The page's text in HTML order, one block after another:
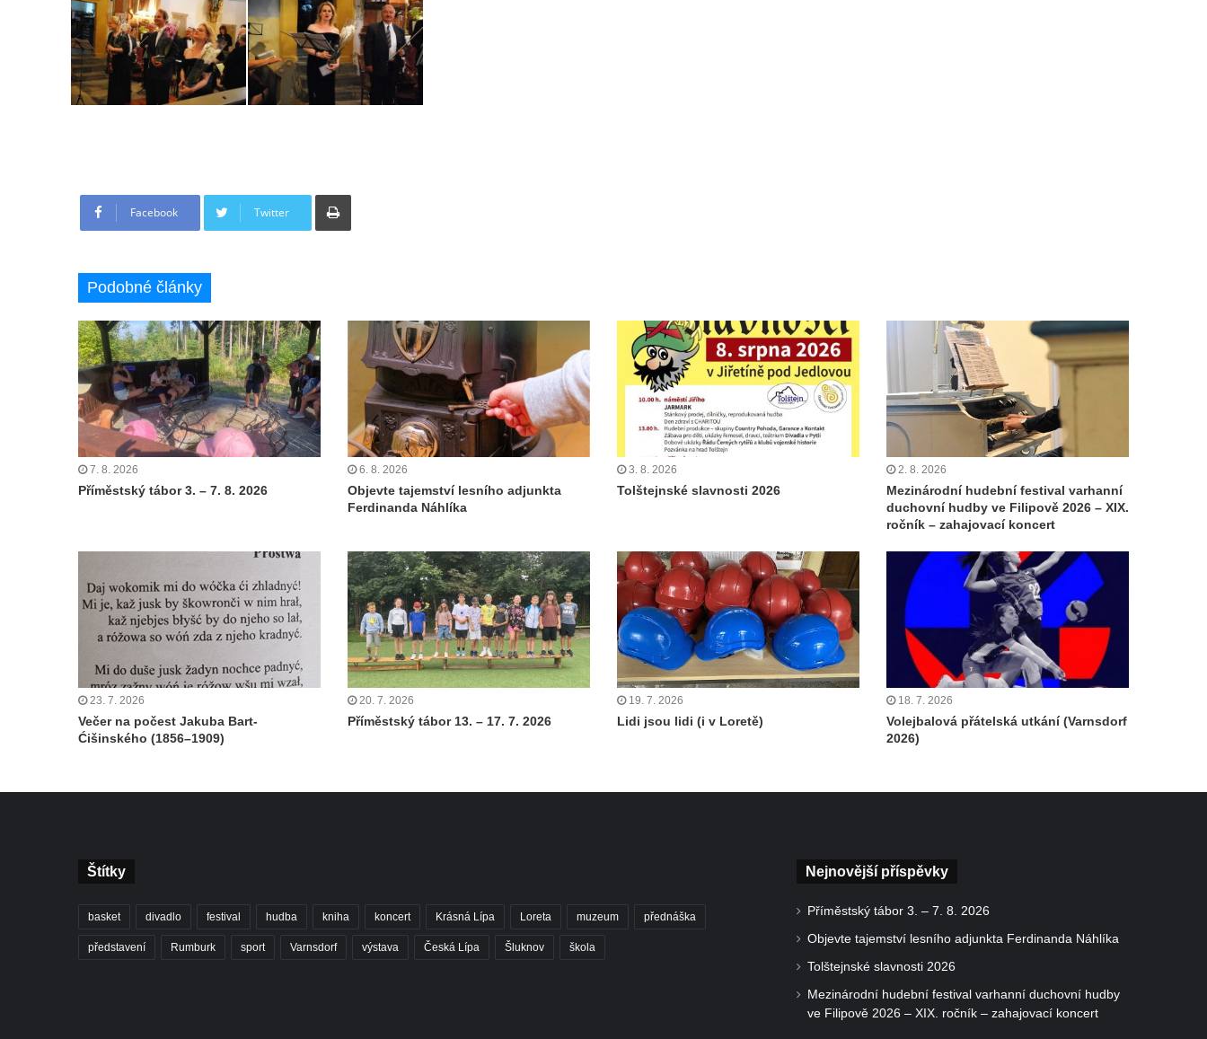
Facebook Twitter
Tisknout
Podobné články
7. 8. 2026
Příměstský tábor 3. – 7. 8. 2026
6. 8. 2026
Objevte tajemství lesního adjunkta
Ferdinanda Náhlíka
3. 8. 2026
Tolštejnské slavnosti 2026
2. 8. 2026
Mezinárodní hudební festival varhanní
duchovní hudby ve Filipově 2026 – XIX.
ročník – zahajovací koncert
23. 7. 2026
Večer na počest Jakuba Bart-
Ćišinského (1856–1909)
20. 7. 2026
Příměstský tábor 13. – 17. 7. 2026
19. 7. 2026
Lidi jsou lidi (i v Loretě)
18. 7. 2026
Volejbalová přátelská utkání (Varnsdorf
2026)
Štítky
basket divadlo festival hudba kniha koncert Krásná Lípa Loreta muzeum přednáška
představení Rumburk sport Varnsdorf výstava Česká Lípa Šluknov škola
Nejnovější příspěvky
Příměstský tábor 3. – 7. 8. 2026
Objevte tajemství lesního adjunkta Ferdinanda Náhlíka
Tolštejnské slavnosti 2026
Mezinárodní hudební festival varhanní duchovní hudby
ve Filipově 2026 – XIX. ročník – zahajovací koncert